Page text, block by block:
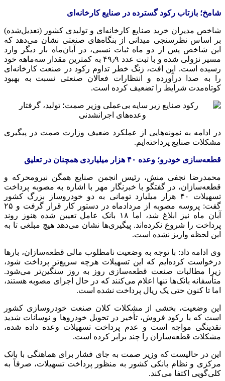
شامخ؛ بازتاب رکود گسترده در صنایع کارخانه‌ای
شاخص مدیران خرید صنایع کارخانه‌ای و تولیدی کشور (تعدیل‌شده)
بر اساس نظرسنجی میدانی از بنگاه‌های صنعتی نشان می‌دهد که
این شاخص پس از دو ماه ثبات نسبی، در آبان‌ماه بار دیگر وارد
مسیر نزولی شده و با ثبت عدد ۴۹٫۹ به کمترین مقدار سه‌ماهه خود
رسیده است. این افت، زنگ خطر تداوم رکود در صنعت کارخانه‌ای
را به صدا درآورده و انتظارات فعالان صنعتی نسبت به بهبود
کوتاه‌مدت شرایط را تضعیف کرده است.
در ادامه به نمونه‌هایی از عملکرد ضعیف وزارت صمت در پیگیری
مشکلات صنایع پرداخته‌ایم.
قطعه‌سازی خودرو؛ وعده ۴۰ هزار میلیاردی همچنان در تعلیق
محمدرضا نجفی منش، رئیس انجمن صنایع همگن نیرومحرکه و
قطعه‌سازان، در گفتگو با خبرنگار مهر با اشاره به مصوبه پرداخت
تسهیلات ۴۰ هزار میلیارد تومانی به دو خودروساز بزرگ کشور
گفت: پروسه مصوبه از مردادماه در دستور کار قرار گرفت و ۲۵
آبان ماه نیز ابلاغ شد، اما ۱۸ بانک عامل تعیین شده هنوز روند
پرداخت را شروع نکرده‌اند. پیگیری‌ها نشان می‌دهد هیچ مبلغی تا به
این لحظه واریز نشده است.
وی ادامه داد: با توجه به وضعیت نامطلوب مالی قطعه‌سازان، بارها
درخواست کرده‌ایم که این تسهیلات هرچه سریع‌تر پرداخت شود،
زیرا مطالبات صنعت قطعه‌سازی روز به روز سنگین‌تر می‌شود.
متأسفانه بانک‌ها تنها اعلام می‌کنند که در حال اجرای مصوبه هستند،
اما تا کنون حتی یک ریال پرداخت نشده است.
این وضعیت، بخشی از مشکلات کلان صنعت خودروسازی کشور
است که با رکود فروش، تأخیر در تحویل خودروها و نوسانات شدید
نقدینگی مواجه است و عدم پرداخت تسهیلات وعده داده شده،
مشکلات قطعه‌سازان را چند برابر کرده است.
این در حالیست که وزیر صمت به جای فشار برای هماهنگی با بانک
مرکزی و نظام بانکی کشور به منظور پرداخت تسهیلات، صرفاً به
کلی‌گویی اکتفا می‌کند.